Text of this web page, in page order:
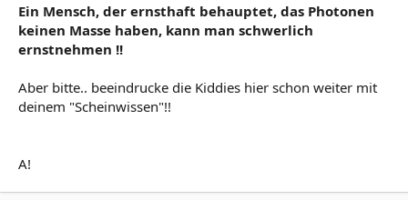
Ein Mensch, der ernsthaft behauptet, das Photonen
keinen Masse haben, kann man schwerlich
ernstnehmen !!
Aber bitte.. beeindrucke die Kiddies hier schon weiter mit
deinem "Scheinwissen"!!
A!